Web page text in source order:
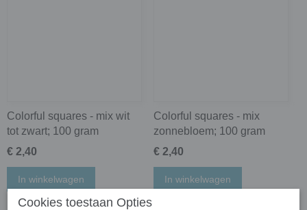
Colorful squares - mix wit
tot zwart; 100 gram
€ 2,40
In winkelwagen
Colorful squares - mix
zonnebloem; 100 gram
€ 2,40
In winkelwagen
Cookies toestaan Opties